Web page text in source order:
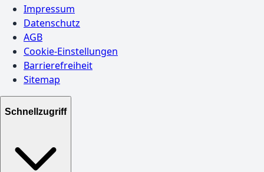
Impressum
Datenschutz
AGB
Cookie-Einstellungen
Barrierefreiheit
Sitemap
Schnellzugriff